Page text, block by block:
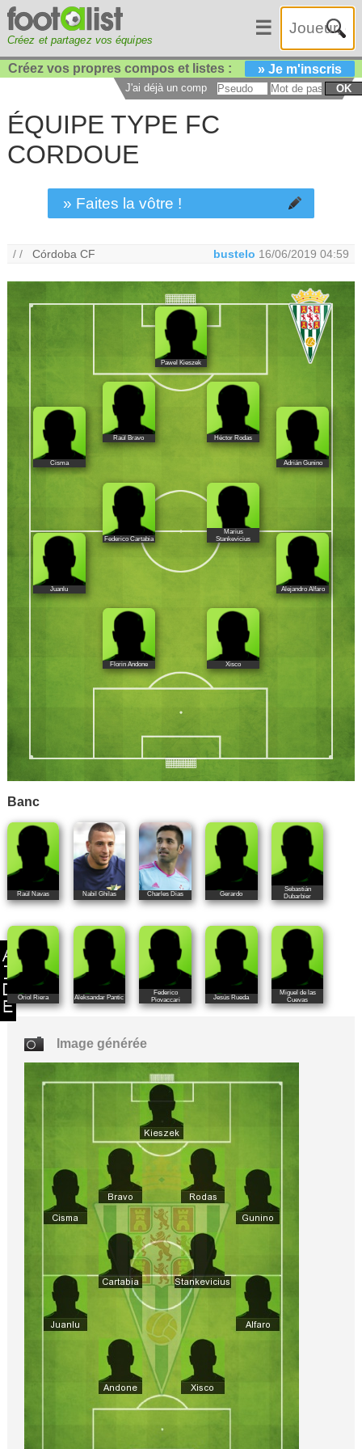
Créez et partagez vos équipes
☰
Créez vos propres compos et listes : » Je m'inscris
J'ai déjà un compte : OK
ÉQUIPE TYPE FC
CORDOUE
» Faites la vôtre !
/ /Córdoba CF bustelo 16/06/2019 04:59
Pawel Kieszek
Cisma
Raúl Bravo Héctor Rodas
Adrián Gunino
Federico Cartabia
Marius
Stankevicius
Juanlu Alejandro Alfaro
Florin Andone Xisco
Banc
Raúl Navas Nabil Ghilas Charles Dias Gerardo
Sebastián
Dubarbier
Oriol Riera Aleksandar Pantic
Federico
Piovaccari
Jesús Rueda
Miguel de las
Cuevas
Image générée